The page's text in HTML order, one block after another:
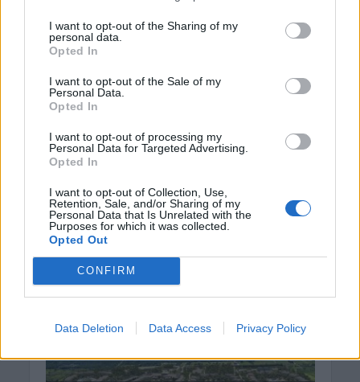
I want to opt-out of the Sharing of my
personal data.
Opted In
I want to opt-out of the Sale of my
Personal Data.
Opted In
I want to opt-out of processing my
Personal Data for Targeted Advertising.
Opted In
I want to opt-out of Collection, Use,
Retention, Sale, and/or Sharing of my
Personal Data that Is Unrelated with the
Purposes for which it was collected.
Opted Out
CONFIRM
Data Deletion Data Access Privacy Policy
ΝΟΜΌΣ ΧΑΝΊΩΝ • ΠΑΙΔΕΙΑ - ΕΚΠΑΙΔΕΥΣΗ
Χανιά: Νέες ειδικότητες στη Σχολή
Δημοφιλή αυτή την εβδομάδα